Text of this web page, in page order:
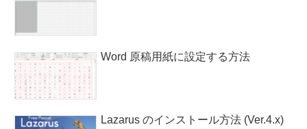
Word 原稿用紙に設定する方法
Lazarus のインストール方法 (Ver.4.x)